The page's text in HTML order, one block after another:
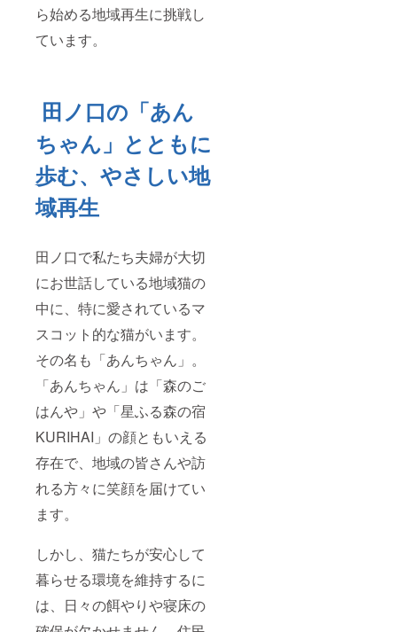
ら始める地域再生に挑戦し
ています。
田ノ口の「あん
ちゃん」とともに
歩む、やさしい地
域再生
田ノ口で私たち夫婦が大切
にお世話している地域猫の
中に、特に愛されているマ
スコット的な猫がいます。
その名も「あんちゃん」。
「あんちゃん」は「森のご
はんや」や「星ふる森の宿
KURIHAI」の顔ともいえる
存在で、地域の皆さんや訪
れる方々に笑顔を届けてい
ます。
しかし、猫たちが安心して
暮らせる環境を維持するに
は、日々の餌やりや寝床の